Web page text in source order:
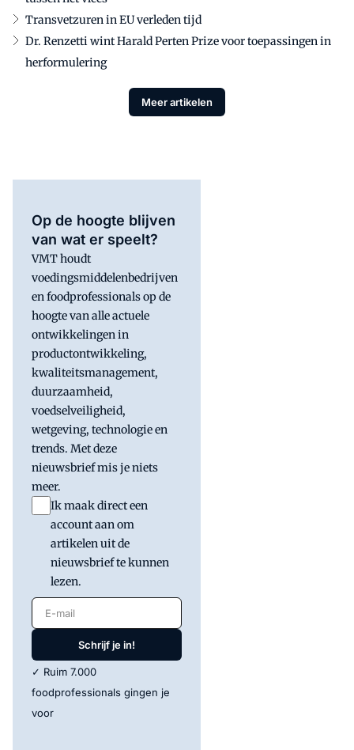
Transvetzuren in EU verleden tijd
Dr. Renzetti wint Harald Perten Prize voor toepassingen in
herformulering
Meer artikelen
Op de hoogte blijven
van wat er speelt?
VMT houdt
voedingsmiddelenbedrijven
en foodprofessionals op de
hoogte van alle actuele
ontwikkelingen in
productontwikkeling,
kwaliteitsmanagement,
duurzaamheid,
voedselveiligheid,
wetgeving, technologie en
trends. Met deze
nieuwsbrief mis je niets
meer.
Ik maak direct een
account aan om
artikelen uit de
nieuwsbrief te kunnen
lezen.
E-mail
Schrijf je in!
✓ Ruim 7.000
foodprofessionals gingen je
voor